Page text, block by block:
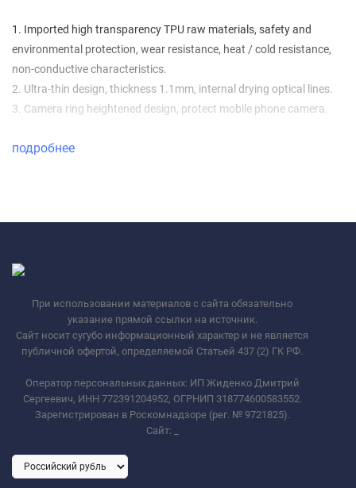
1. Imported high transparency TPU raw materials, safety and
environmental protection, wear resistance, heat / cold resistance,
non-conductive characteristics.
2. Ultra-thin design, thickness 1.1mm, internal drying optical lines.
3. Camera ring heightened design, protect mobile phone camera.
подробнее
При использовании материалов с сайта обязательно
указание прямой ссылки на источник.
Сайт носит сугубо информационный характер и не является
публичной офертой, определяемой Статьей 437 (2) ГК РФ.
Оператор персональных данных: ИП Жиденко Дмитрий
Сергеевич, ИНН 772391204952, ОГРНИП 318774600583552.
Зарегистрирован в Роскомнадзоре (рег. № 9721825).
Сайт: